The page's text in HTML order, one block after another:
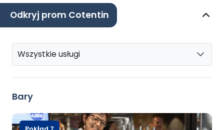
Odkryj prom Cotentin
Wszystkie usługi
Bary